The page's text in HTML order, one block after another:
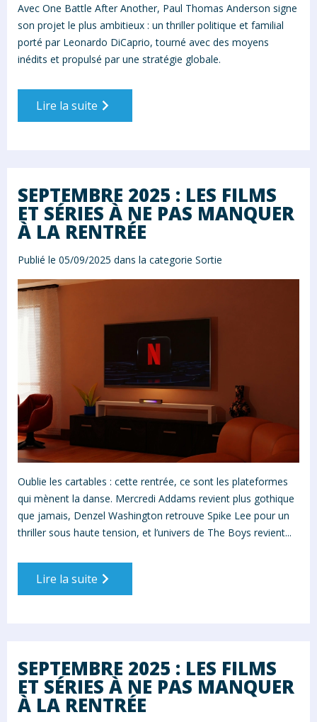
Avec One Battle After Another, Paul Thomas Anderson signe
son projet le plus ambitieux : un thriller politique et familial
porté par Leonardo DiCaprio, tourné avec des moyens
inédits et propulsé par une stratégie globale.
Lire la suite
SEPTEMBRE 2025 : LES FILMS
ET SÉRIES À NE PAS MANQUER
À LA RENTRÉE
Publié le 05/09/2025 dans la categorie Sortie
Oublie les cartables : cette rentrée, ce sont les plateformes
qui mènent la danse. Mercredi Addams revient plus gothique
que jamais, Denzel Washington retrouve Spike Lee pour un
thriller sous haute tension, et l’univers de The Boys revient...
Lire la suite
SEPTEMBRE 2025 : LES FILMS
ET SÉRIES À NE PAS MANQUER
À LA RENTRÉE